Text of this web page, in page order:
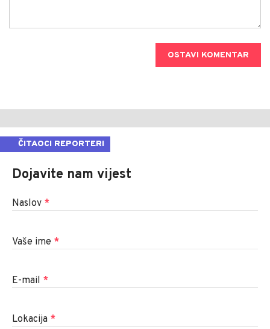
OSTAVI KOMENTAR
ČITAOCI REPORTERI
Dojavite nam vijest
Naslov *
Vaše ime *
E-mail *
Lokacija *